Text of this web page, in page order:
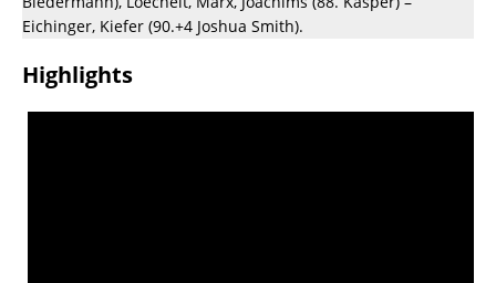
Eichinger, Kiefer (90.+4 Joshua Smith).
Highlights